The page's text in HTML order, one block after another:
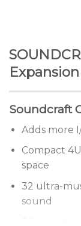
Expansion
Soundcraft
Adds more
Compact
space
32 ultra-
sound